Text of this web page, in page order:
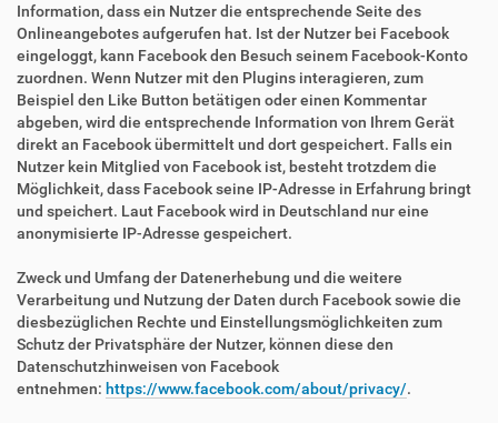
Information, dass ein Nutzer die entsprechende Seite des
Onlineangebotes aufgerufen hat. Ist der Nutzer bei Facebook
eingeloggt, kann Facebook den Besuch seinem Facebook-Konto
zuordnen. Wenn Nutzer mit den Plugins interagieren, zum
Beispiel den Like Button betätigen oder einen Kommentar
abgeben, wird die entsprechende Information von Ihrem Gerät
direkt an Facebook übermittelt und dort gespeichert. Falls ein
Nutzer kein Mitglied von Facebook ist, besteht trotzdem die
Möglichkeit, dass Facebook seine IP-Adresse in Erfahrung bringt
und speichert. Laut Facebook wird in Deutschland nur eine
anonymisierte IP-Adresse gespeichert.
Zweck und Umfang der Datenerhebung und die weitere
Verarbeitung und Nutzung der Daten durch Facebook sowie die
diesbezüglichen Rechte und Einstellungsmöglichkeiten zum
Schutz der Privatsphäre der Nutzer, können diese den
Datenschutzhinweisen von Facebook
entnehmen: https://www.facebook.com/about/privacy/.